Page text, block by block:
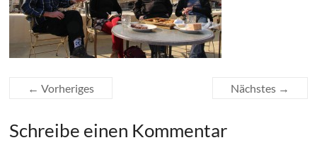
← Vorheriges Nächstes →
Schreibe einen Kommentar